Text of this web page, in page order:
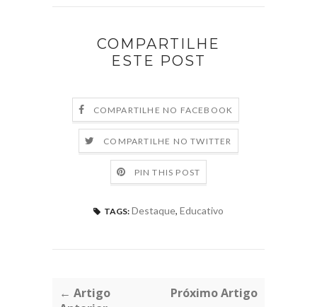
COMPARTILHE
ESTE POST
COMPARTILHE NO FACEBOOK
COMPARTILHE NO TWITTER
PIN THIS POST
TAGS: Destaque, Educativo
← Artigo
Próximo Artigo